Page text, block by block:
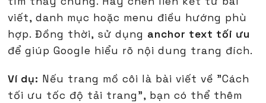
viết, danh mục hoặc menu điều hướng phù
hợp. Đồng thời, sử dụng anchor text tối ưu
để giúp Google hiểu rõ nội dung trang đích.
Ví dụ: Nếu trang mồ côi là bài viết về "Cách
tối ưu tốc độ tải trang", bạn có thể thêm